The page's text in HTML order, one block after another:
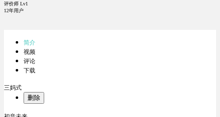
评价师 Lv1
12年用户
简介
视频
评论
下载
三妈式
删除